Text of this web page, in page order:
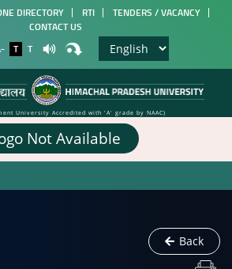
DIRECTORY RTI
TENDERS / VACANCY
CONTACT US
T T
University Accredited with 'A' grade by NAAC)
Not Available
Back